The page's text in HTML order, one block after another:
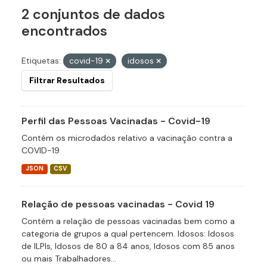
2 conjuntos de dados
encontrados
Etiquetas: covid-19
idosos
Filtrar Resultados
Perfil das Pessoas Vacinadas - Covid-19
Contém os microdados relativo a vacinação contra a
COVID-19
JSON CSV
Relação de pessoas vacinadas - Covid 19
Contém a relação de pessoas vacinadas bem como a
categoria de grupos a qual pertencem. Idosos: Idosos
de ILPIs, Idosos de 80 a 84 anos, Idosos com 85 anos
ou mais Trabalhadores...